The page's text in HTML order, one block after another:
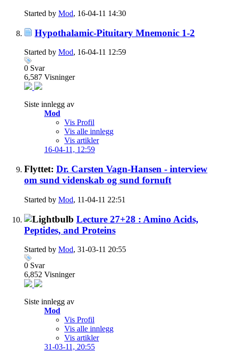
Started by Mod, 16-04-11 14:30
Hypothalamic-Pituitary Mnemonic 1-2
Started by Mod, 16-04-11 12:59
0 Svar
6,587 Visninger
Siste innlegg av
Mod
Vis Profil
Vis alle innlegg
Vis artikler
16-04-11, 12:59
Flyttet: Dr. Carsten Vagn-Hansen - interview
om sund videnskab og sund fornuft
Started by Mod, 11-04-11 22:51
Lecture 27+28 : Amino Acids,
Peptides, and Proteins
Started by Mod, 31-03-11 20:55
0 Svar
6,852 Visninger
Siste innlegg av
Mod
Vis Profil
Vis alle innlegg
Vis artikler
31-03-11, 20:55